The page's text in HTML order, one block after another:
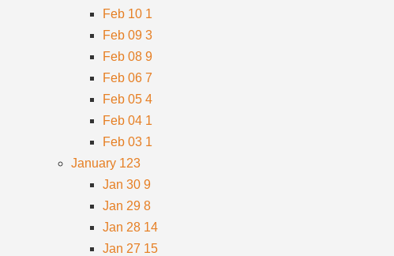
Feb 10 1
Feb 093
Feb 089
Feb 067
Feb 054
Feb 04 1
Feb 03 1
January 123
Jan 309
Jan 298
Jan 28 14
Jan 27 15